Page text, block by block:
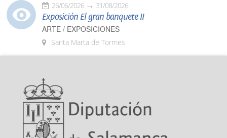
26/06/2026 31/08/2026
Exposición El gran banquete II
ARTE / EXPOSICIONES
Santa Marta de Tormes